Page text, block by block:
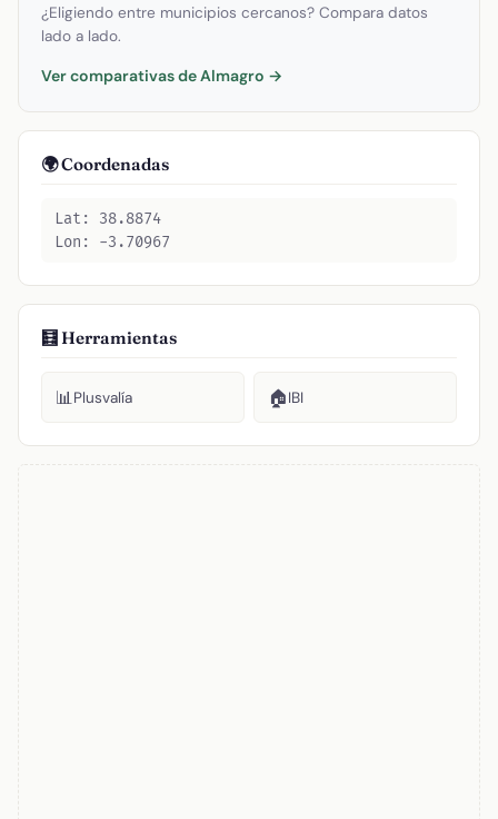
¿Eligiendo entre municipios cercanos? Compara datos
lado a lado.
Ver comparativas de Almagro →
🌍 Coordenadas
Lat: 38.8874
Lon: -3.70967
🧮 Herramientas
📊Plusvalía 🏠IBI